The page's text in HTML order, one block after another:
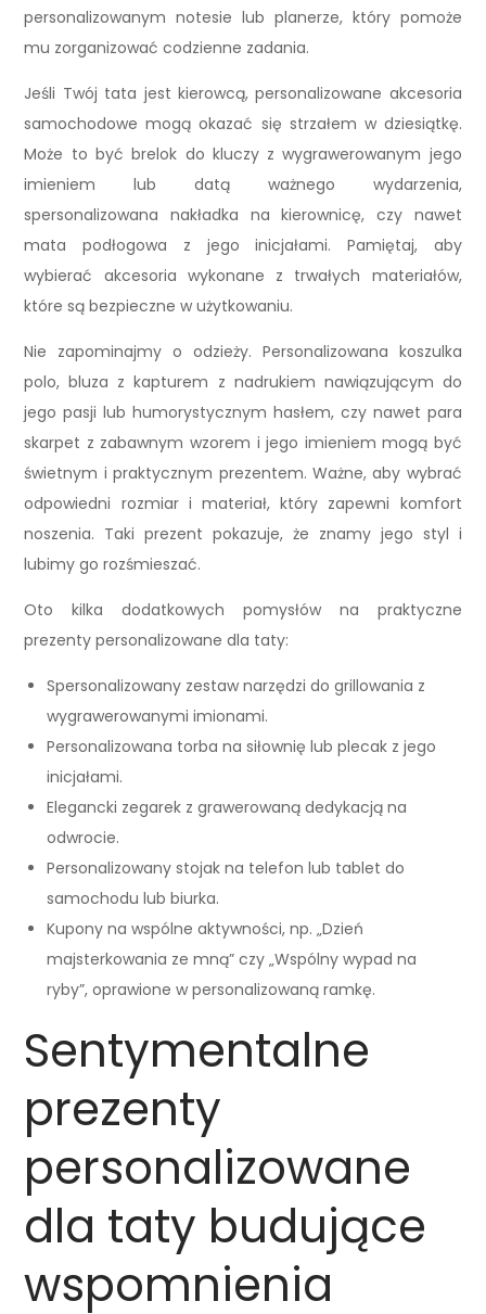
personalizowanym notesie lub planerze, który pomoże
mu zorganizować codzienne zadania.
Jeśli Twój tata jest kierowcą, personalizowane akcesoria
samochodowe mogą okazać się strzałem w dziesiątkę.
Może to być brelok do kluczy z wygrawerowanym jego
imieniem lub datą ważnego wydarzenia,
spersonalizowana nakładka na kierownicę, czy nawet
mata podłogowa z jego inicjałami. Pamiętaj, aby
wybierać akcesoria wykonane z trwałych materiałów,
które są bezpieczne w użytkowaniu.
Nie zapominajmy o odzieży. Personalizowana koszulka
polo, bluza z kapturem z nadrukiem nawiązującym do
jego pasji lub humorystycznym hasłem, czy nawet para
skarpet z zabawnym wzorem i jego imieniem mogą być
świetnym i praktycznym prezentem. Ważne, aby wybrać
odpowiedni rozmiar i materiał, który zapewni komfort
noszenia. Taki prezent pokazuje, że znamy jego styl i
lubimy go rozśmieszać.
Oto kilka dodatkowych pomysłów na praktyczne
prezenty personalizowane dla taty:
Spersonalizowany zestaw narzędzi do grillowania z
wygrawerowanymi imionami.
Personalizowana torba na siłownię lub plecak z jego
inicjałami.
Elegancki zegarek z grawerowaną dedykacją na
odwrocie.
Personalizowany stojak na telefon lub tablet do
samochodu lub biurka.
Kupony na wspólne aktywności, np. „Dzień
majsterkowania ze mną” czy „Wspólny wypad na
ryby”, oprawione w personalizowaną ramkę.
Sentymentalne
prezenty
personalizowane
dla taty budujące
wspomnienia